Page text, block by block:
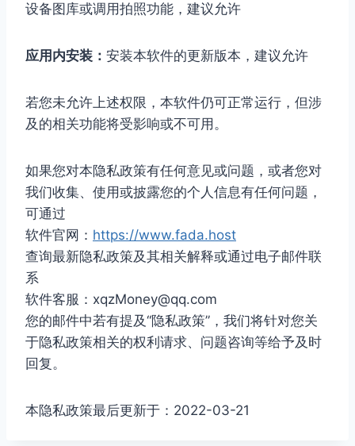
设备图库或调用拍照功能，建议允许
应用内安装： 安装本软件的更新版本，建议允许
若您未允许上述权限，本软件仍可正常运行，但涉
及的相关功能将受影响或不可用。
如果您对本隐私政策有任何意见或问题，或者您对
我们收集、使用或披露您的个人信息有任何问题，
可通过
软件官网： https://www.fada.host
查询最新隐私政策及其相关解释或通过电子邮件联
系
软件客服：xqzMoney@qq.com
您的邮件中若有提及“隐私政策”，我们将针对您关
于隐私政策相关的权利请求、问题咨询等给予及时
回复。
本隐私政策最后更新于：2022-03-21